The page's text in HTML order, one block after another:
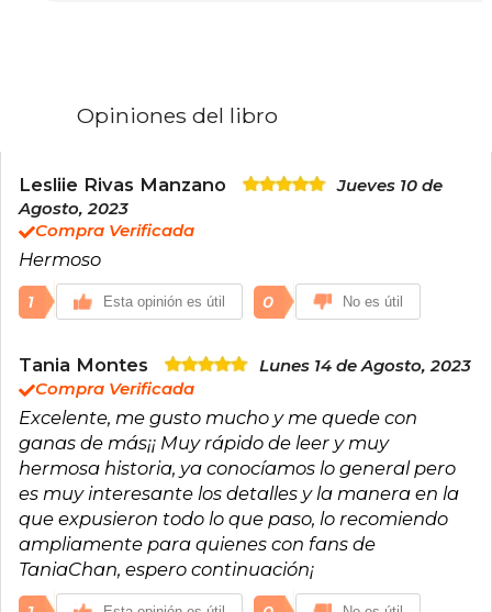
todo esto la ha convertido en un referente en
Opiniones del libro
Lesliie Rivas Manzano
Jueves 10 de
Agosto, 2023
Compra Verificada
Hermoso
1 Esta opinión es útil 0 No es útil
Tania Montes
Lunes 14 de Agosto, 2023
Compra Verificada
Excelente, me gusto mucho y me quede con
ganas de más¡¡ Muy rápido de leer y muy
hermosa historia, ya conocíamos lo general pero
es muy interesante los detalles y la manera en la
que expusieron todo lo que paso, lo recomiendo
ampliamente para quienes con fans de
TaniaChan, espero continuación¡